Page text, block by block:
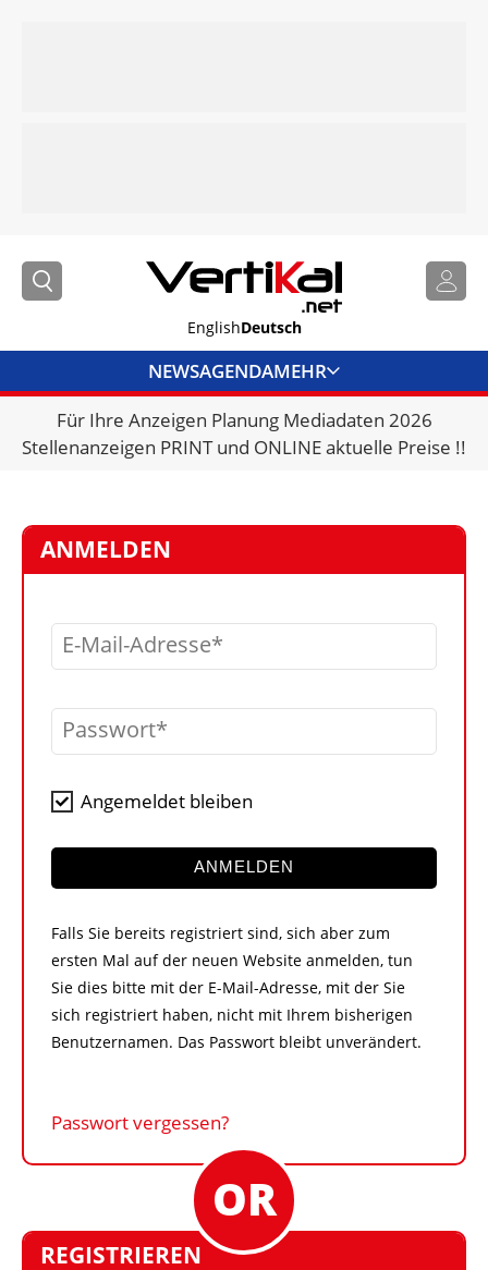
EnglishDeutsch
NEWSAGENDAMEHR
BRANCHENLINKS
VERMIETER
VIDEOS
BIBLIOTHEK
KRAN & BÜHNE
KONTAKT
Für Ihre Anzeigen Planung Mediadaten 2026
Stellenanzeigen PRINT und ONLINE aktuelle Preise !!
ANMELDEN
E-Mail-Adresse
Passwort
Angemeldet bleiben
ANMELDEN
Falls Sie bereits registriert sind, sich aber zum
ersten Mal auf der neuen Website anmelden, tun
Sie dies bitte mit der E-Mail-Adresse, mit der Sie
sich registriert haben, nicht mit Ihrem bisherigen
Benutzernamen. Das Passwort bleibt unverändert.
Passwort vergessen?
REGISTRIEREN